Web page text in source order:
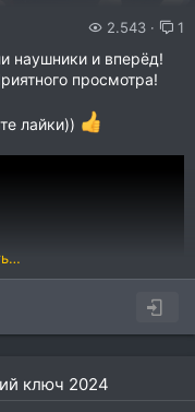
2.543 1
наушники и вперёд!
просмотра!
лайки))
ключ 2024